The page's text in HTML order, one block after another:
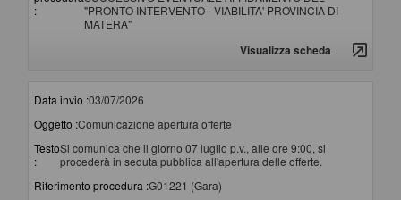
:
"PRONTO INTERVENTO - VIABILITA' PROVINCIA DI
MATERA"
Visualizza scheda
Data invio :03/07/2026
Oggetto :Comunicazione apertura offerte
Testo
:
Si comunica che il giorno 07 luglio p.v., alle ore 9:00, si
procederà in seduta pubblica all'apertura delle offerte.
Riferimento procedura :G01221 (Gara)